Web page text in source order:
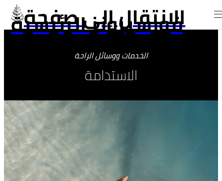
الانتقال إلى صفحة
فورسيزونز الرئيسية
الخدمات ووسائل الراحة
الاستدامة